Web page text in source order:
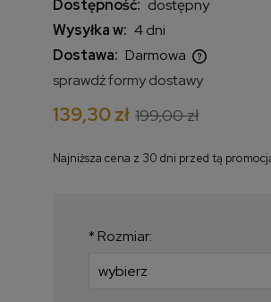
Dostępność: dostępny
Wysyłka w: 4 dni
Dostawa: Darmowa
kosztów płatności
sprawdź formy dostawy
139,30 zł 199,00 zł
Najniższa cena z 30 dni przed tą
najniższa cena od
* Rozmiar: